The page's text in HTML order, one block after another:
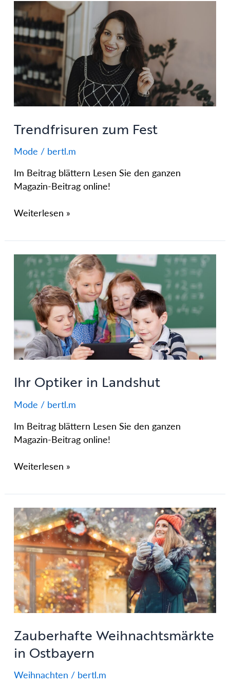
Trendfrisuren zum Fest
Mode / bertl.m
Im Beitrag blättern Lesen Sie den ganzen
Magazin-Beitrag online!
Trendfrisuren
zum
Fest
Weiterlesen »
Ihr Optiker in Landshut
Mode / bertl.m
Im Beitrag blättern Lesen Sie den ganzen
Magazin-Beitrag online!
Optiker
Landshut
Weiterlesen »
Zauberhafte Weihnachtsmärkte
in Ostbayern
Weihnachten / bertl.m
Zauberhafte
Weihnachtsmärkte
in
Ostbayern